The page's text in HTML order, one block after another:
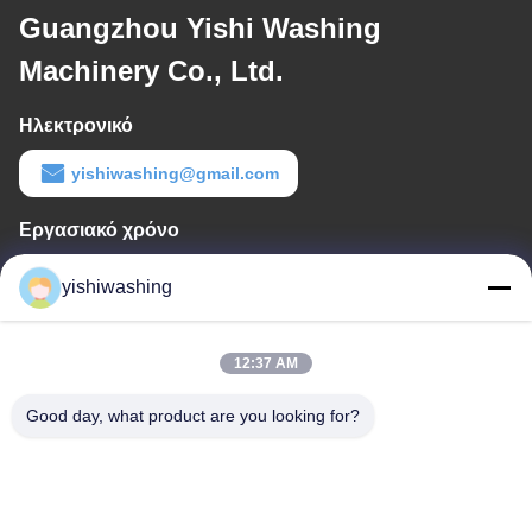
Guangzhou Yishi Washing
Machinery Co., Ltd.
Ηλεκτρονικό
yishiwashing@gmail.com
Εργασιακό χρόνο
9:00-18:00
Η διεύθυνσή μας
Διεύθυνση επιχείρησης
yishiwashing
12:37 AM
Good day, what product are you looking for?